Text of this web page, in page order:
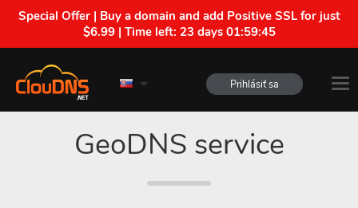
Special Offer | Buy a domain and add Positive SSL for just
$6.99 | Time left: 23 days 01:59:44
Prihlásiť sa
GeoDNS service